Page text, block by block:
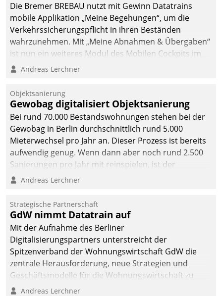
Die Bremer BREBAU nutzt mit Gewinn Datatrains
mobile Applikation „Meine Begehungen“, um die
Verkehrssicherungspflicht in ihren Beständen
wahrzunehmen. Mit „Meine Abnahmen & Übergaben“
ist nun ein weiteres Modul des Mobilen Cockpits im
Einsatz.
Andreas Lerchner
Objektsanierung
Gewobag digitalisiert Objektsanierung
Bei rund 70.000 Bestandswohnungen stehen bei der
Gewobag in Berlin durchschnittlich rund 5.000
Mieterwechsel pro Jahr an. Dieser Prozess ist bereits
aufwendig genug. Wenn dann aber noch rund 2.500
Sanierungen pro Jahr mit reinspielen, ist der
Betreuungs- und Organisationsaufwand immens. Im
kommunale Wohnungsbauunternehmen daher
gemeinsam mit der Berliner Datatrain GmbH den
Teilprozess der Objektsanierung digitalisiert.
Andreas Lerchner
Strategische Partnerschaft
GdW nimmt Datatrain auf
Mit der Aufnahme des Berliner
Digitalisierungspartners unterstreicht der
Spitzenverband der Wohnungswirtschaft GdW die
zentrale Herausforderung, neue Strategien und
Geschäftsmodelle für die Wohnungswirtschaft zu
entwickeln.
Andreas Lerchner